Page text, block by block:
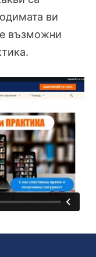
ви
възможни